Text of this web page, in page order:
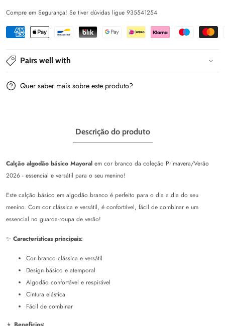
-
Mayoral
-
Mayoral
Compre em Segurança! Se tiver dúvidas ligue 935541254
Pairs well with
Quer saber mais sobre este produto?
Descrição do produto
Calção algodão básico Mayoral em cor branco da coleção Primavera/Verão
2026 - essencial e versátil para o seu menino!
Este calção básico em algodão branco é perfeito para o dia a dia do seu
menino. Com cor clássica e versátil, é confortável, fácil de combinar e um
essencial no guarda-roupa de verão!
✨ Características principais:
Cor branco clássica e versátil
Design básico e atemporal
Algodão confortável e respirável
Cintura elástica
Fácil de combinar